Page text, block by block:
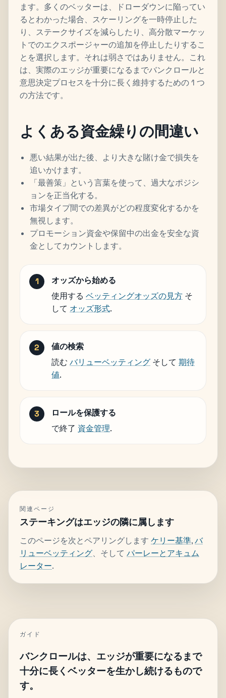
ます。多くのベッターは、ドローダウンに陥ってい
るとわかった場合、スケーリングを一時停止した
り、ステークサイズを減らしたり、高分散マーケッ
トでのエクスポージャーの追加を停止したりするこ
とを選択します。それは弱さではありません。これ
は、実際のエッジが重要になるまでバンクロールと
意思決定プロセスを十分に長く維持するための 1 つ
の方法です。
よくある資金繰りの間違い
悪い結果が出た後、より大きな賭け金で損失を
追いかけます。
「最善策」という言葉を使って、過大なポジシ
ョンを正当化する。
市場タイプ間での差異がどの程度変化するかを
無視します。
プロモーション資金や保留中の出金を安全な資
金としてカウントします。
オッズから始める
使用する ベッティングオッズの見方 そ
して オッズ形式.
値の検索
読む バリューベッティング そして 期待
値.
ロールを保護する
で終了 資金管理.
関連ページ
ステーキングはエッジの隣に属します
このページを次とペアリングします ケリー基準,バ
リューベッティング、そして パーレーとアキュム
レーター.
ガイド
バンクロールは、エッジが重要になるまで
十分に長くベッターを生かし続けるもので
す。